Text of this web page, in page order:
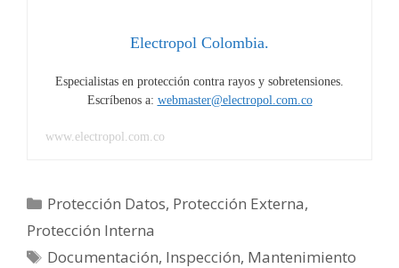
Electropol Colombia.
Especialistas en protección contra rayos y sobretensiones.
Escríbenos a: webmaster@electropol.com.co
www.electropol.com.co
Categorías
Protección Datos, Protección Externa,
Protección Interna
Etiquetas
Documentación, Inspección, Mantenimiento